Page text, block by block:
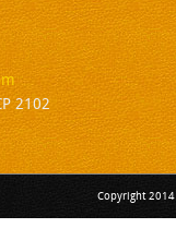
2102
Copyright 2014